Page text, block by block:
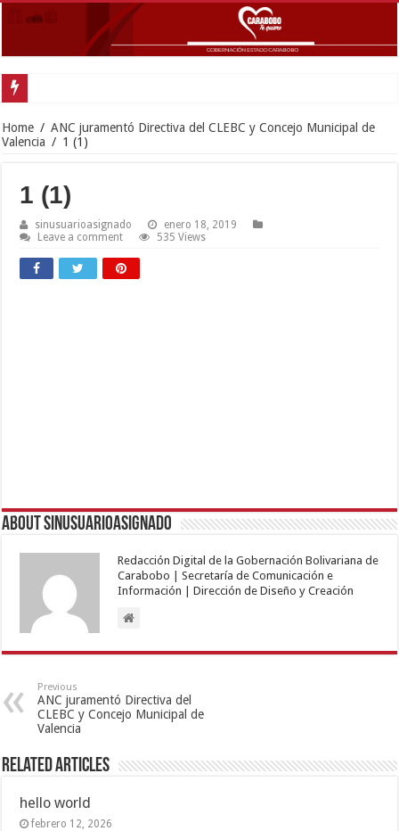
Home / ANC juramentó Directiva del CLEBC y Concejo Municipal de
Valencia / 1 (1)
1 (1)
sinusuarioasignado
enero 18, 2019
Leave a comment
535 Views
About sinusuarioasignado
Redacción Digital de la Gobernación Bolivariana de
Carabobo | Secretaría de Comunicación e
Información | Dirección de Diseño y Creación
Previous
ANC juramentó Directiva del
CLEBC y Concejo Municipal de
Valencia
Related Articles
hello world
febrero 12, 2026